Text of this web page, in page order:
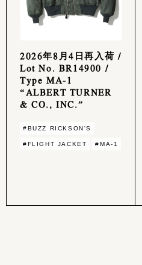
2026年8月4日再入荷 /
Lot No. BR14900 /
Type MA-1
“ALBERT TURNER
& CO., INC.”
#BUZZ RICKSON'S
#FLIGHT JACKET #MA-1